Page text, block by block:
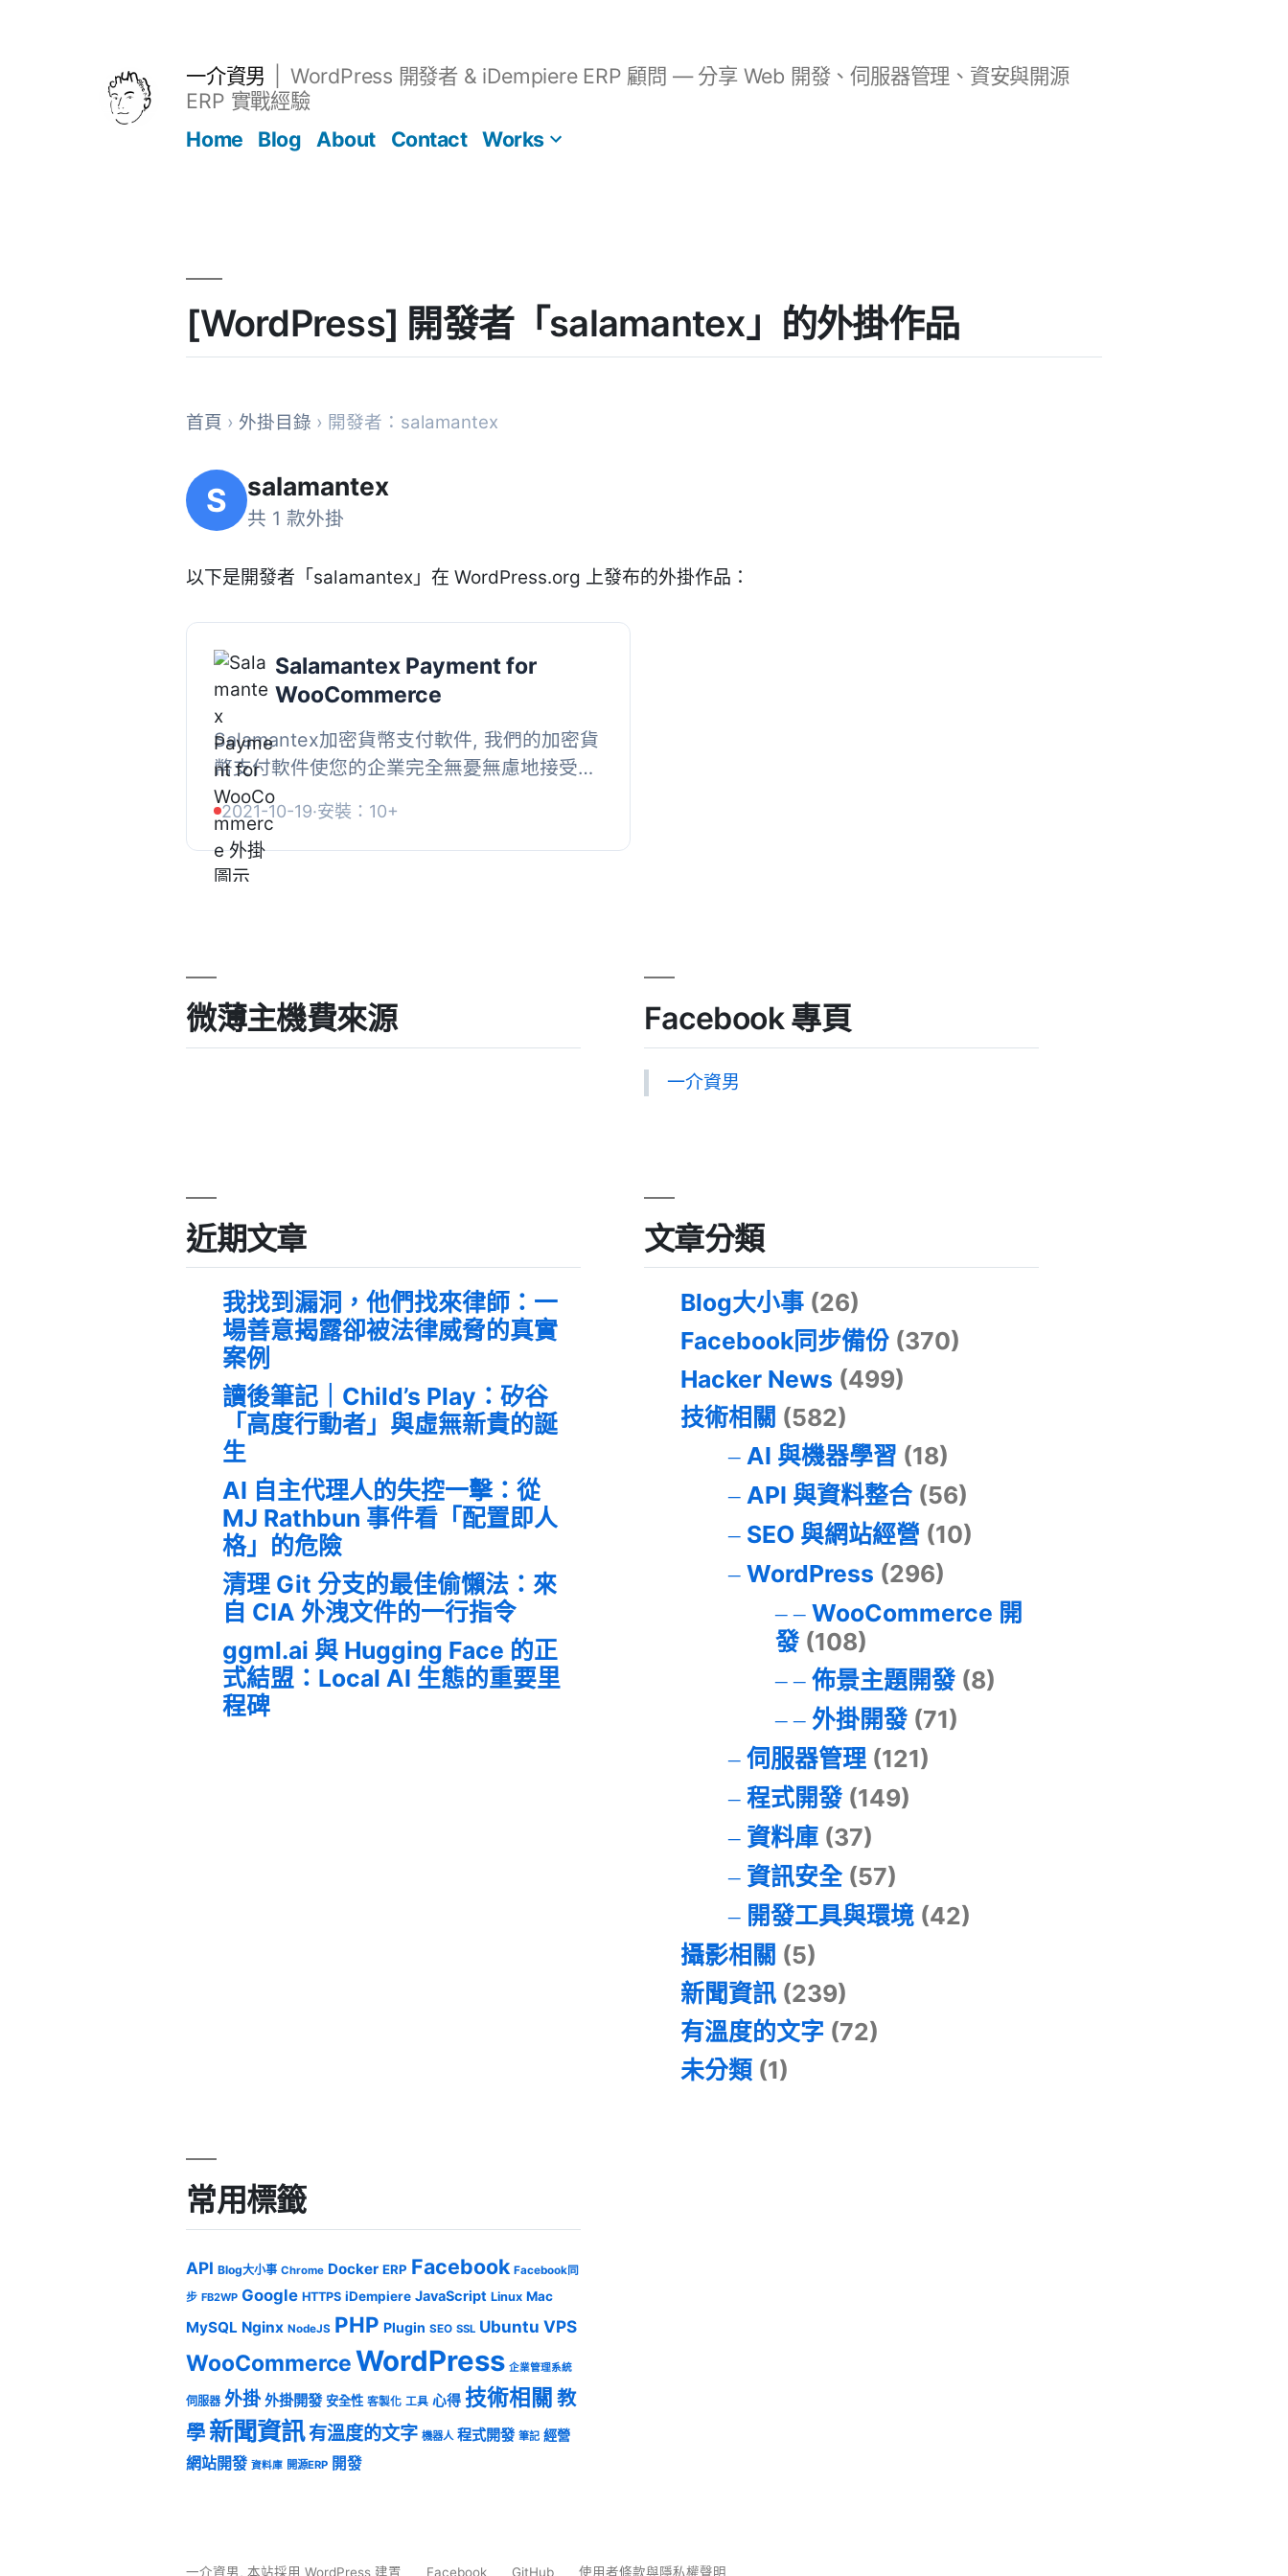
一介資男
WordPress 開發者 & iDempiere ERP 顧問 — 分享 Web 開發、伺服器管理、資安與開源
ERP 實戰經驗
Home
Blog About Contact Works
[WordPress] 開發者「salamantex」的外掛作品
首頁 › 外掛目錄 › 開發者：salamantex
S salamantex
共 1 款外掛
以下是開發者「salamantex」在 WordPress.org 上發布的外掛作品：
Salamantex Payment for
WooCommerce
Salamantex加密貨幣支付軟件, 我們的加密貨
幣支付軟件使您的企業完全無憂無慮地接受比
特幣或以太幣等加密貨幣作為支付方式。它消
除了所有複雜性，為企業和客...
2021-10-19·安裝：10+
微薄主機費來源 Facebook 專頁
一介資男
近期文章
我找到漏洞，他們找來律師：一
場善意揭露卻被法律威脅的真實
案例
讀後筆記｜Child’s Play：矽谷
「高度行動者」與虛無新貴的誕
生
AI 自主代理人的失控一擊：從
MJ Rathbun 事件看「配置即人
格」的危險
清理 Git 分支的最佳偷懶法：來
自 CIA 外洩文件的一行指令
ggml.ai 與 Hugging Face 的正
式結盟：Local AI 生態的重要里
程碑
文章分類
Blog大小事 (26)
Facebook同步備份 (370)
Hacker News (499)
技術相關 (582)
AI 與機器學習 (18)
API 與資料整合(56)
SEO 與網站經營 (10)
WordPress (296)
WooCommerce 開
發(108)
佈景主題開發(8)
外掛開發(71)
伺服器管理(121)
程式開發(149)
資料庫(37)
資訊安全(57)
開發工具與環境(42)
攝影相關 (5)
新聞資訊 (239)
有溫度的文字 (72)
未分類 (1)
常用標籤
API Blog大小事 Chrome Docker ERP Facebook Facebook同
步 FB2WP Google HTTPS iDempiere JavaScript Linux Mac
MySQL Nginx NodeJS PHP Plugin SEO SSL Ubuntu VPS
WooCommerceWordPress 企業管理系統
伺服器 外掛 外掛開發 安全性 客製化 工具 心得 技術相關 教
學 新聞資訊有溫度的文字 機器人 程式開發 筆記 經營
網站開發 資料庫 開源ERP 開發
一介資男,本站採用 WordPress 建置 Facebook GitHub 使用者條款與隱私權聲明